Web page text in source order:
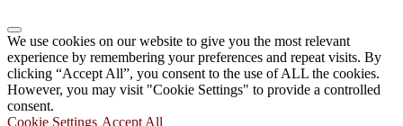
We use cookies on our website to give you the most relevant
experience by remembering your preferences and repeat visits. By
clicking “Accept All”, you consent to the use of ALL the cookies.
However, you may visit "Cookie Settings" to provide a controlled
consent.
Cookie Settings Accept All